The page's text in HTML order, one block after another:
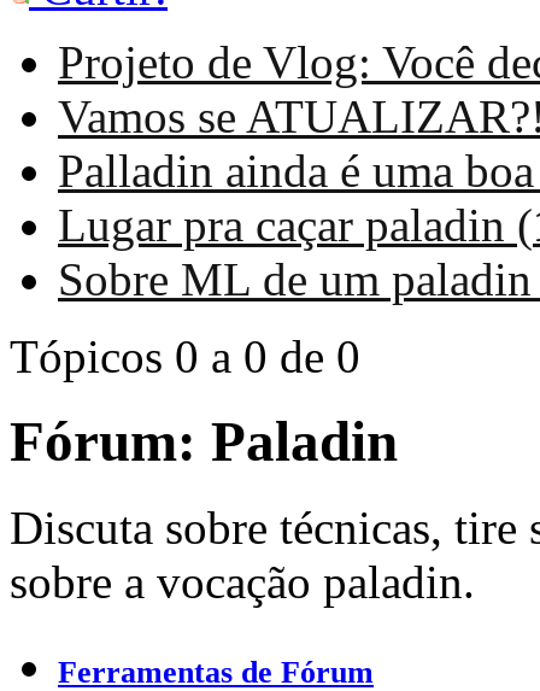
Projeto de Vlog: Você
Vamos se
Palladin ainda é uma
Lugar pra caçar paladin (
Sobre ML de um
Tópicos 0 a 0 de 0
Fórum: Paladin
Discuta sobre técnicas,
sobre a vocação paladin.
Ferramentas de Fórum